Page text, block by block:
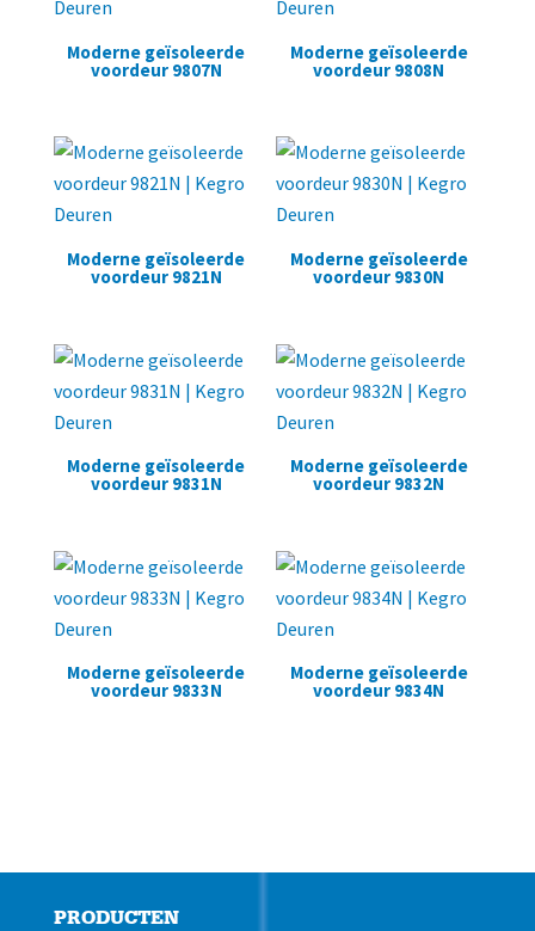
Moderne geïsoleerde
voordeur 9807N
Moderne geïsoleerde
voordeur 9808N
Moderne geïsoleerde
voordeur 9821N
Moderne geïsoleerde
voordeur 9830N
Moderne geïsoleerde
voordeur 9831N
Moderne geïsoleerde
voordeur 9832N
Moderne geïsoleerde
voordeur 9833N
Moderne geïsoleerde
voordeur 9834N
PRODUCTEN